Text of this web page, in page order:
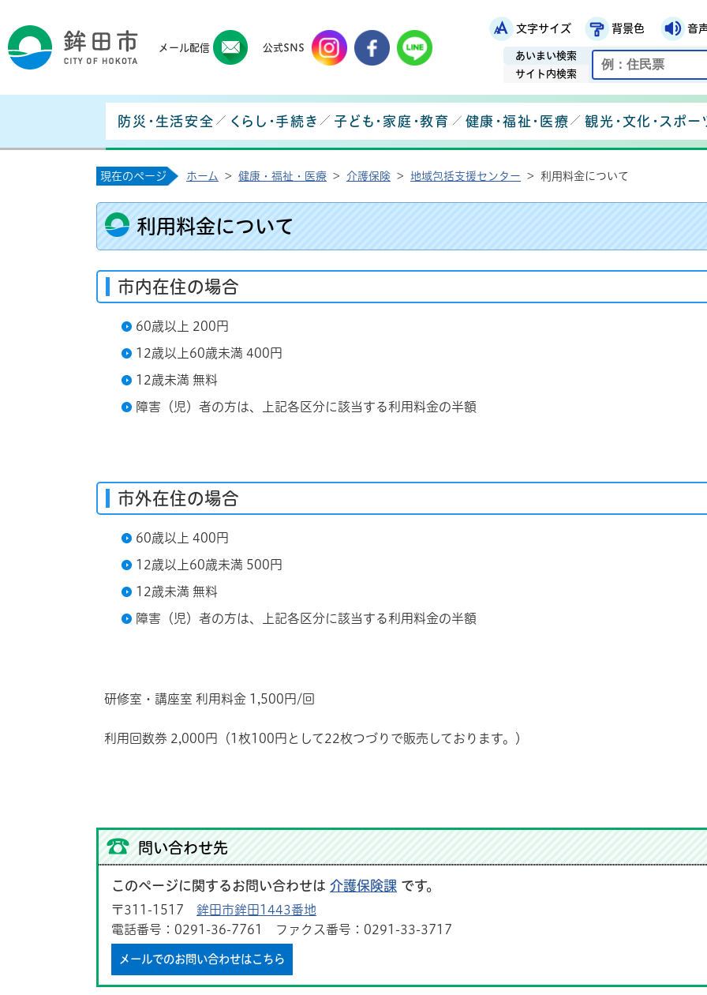
鉾田市役所ホームページ文字サイズ 背景色 音
あいまい検索
サイト内検索
メール配信
鉾田市メールマガジン
公式SNS
鉾田市公式Instagram
鉾田市公式Facebook
鉾田市公式LINE
防災・生活安全 くらし・手続き 子ども・家庭・教育 健康・福祉・医療 観光・文化・スポー
現在のページ ホーム > 健康・福祉・医療 > 介護保険 > 地域包括支援センター > 利用料金について
利用料金について
市内在住の場合
60歳以上 200円
12歳以上60歳未満 400円
12歳未満 無料
障害（児）者の方は、上記各区分に該当する利用料金の半額
市外在住の場合
60歳以上 400円
12歳以上60歳未満 500円
12歳未満 無料
障害（児）者の方は、上記各区分に該当する利用料金の半額
研修室・講座室 利用料金 1,500円/回
利用回数券 2,000円（1枚100円として22枚つづりで販売しております。）
問い合わせ先
このページに関するお問い合わせは 介護保険課 です。
〒311-1517 鉾田市鉾田1443番地
電話番号：0291-36-7761 ファクス番号：0291-33-3717
メールでのお問い合わせはこちら